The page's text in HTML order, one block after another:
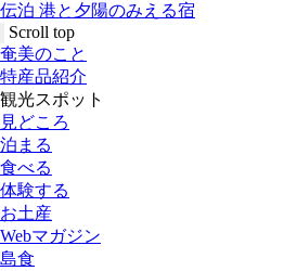
伝泊 港と夕陽のみえる宿
Scroll top
奄美のこと
特産品紹介
観光スポット
見どころ
泊まる
食べる
体験する
お土産
Webマガジン
島食